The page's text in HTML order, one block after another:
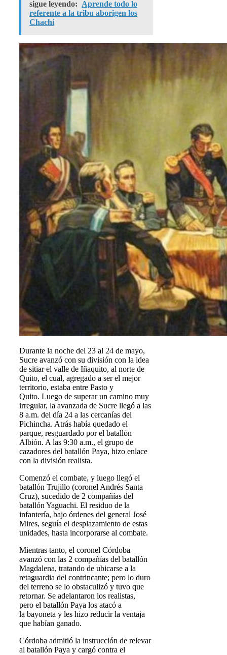
sigue leyendo: Aprende todo lo
referente a la tribu aborigen los
Chachi
Durante la noche del 23 al 24 de mayo,
Sucre avanzó con su división con la idea
de sitiar el valle de Iñaquito, al norte de
Quito, el cual, agregado a ser el mejor
territorio, estaba entre Pasto y
Quito. Luego de superar un camino muy
irregular, la avanzada de Sucre llegó a las
8 a.m. del día 24 a las cercanías del
Pichincha. Atrás había quedado el
parque, resguardado por el batallón
Albión. A las 9:30 a.m., el grupo de
cazadores del batallón Paya, hizo enlace
con la división realista.
Comenzó el combate, y luego llegó el
batallón Trujillo (coronel Andrés Santa
Cruz), sucedido de 2 compañías del
batallón Yaguachi. El residuo de la
infantería, bajo órdenes del general José
Mires, seguía el desplazamiento de estas
unidades, hasta incorporarse al combate.
Mientras tanto, el coronel Córdoba
avanzó con las 2 compañías del batallón
Magdalena, tratando de ubicarse a la
retaguardia del contrincante; pero lo duro
del terreno se lo obstaculizó y tuvo que
retornar. Se adelantaron los realistas,
pero el batallón Paya los atacó a
la bayoneta y les hizo reducir la ventaja
que habían ganado.
Córdoba admitió la instrucción de relevar
al batallón Paya y cargó contra el